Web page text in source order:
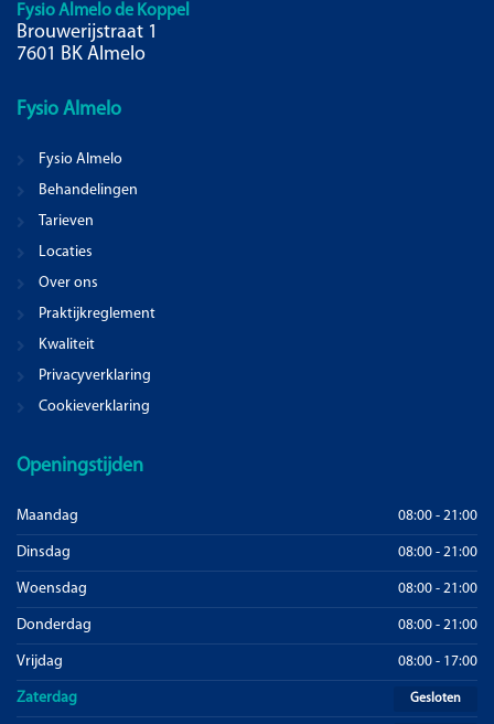
Fysio Almelo de Koppel
Brouwerijstraat 1
7601 BK Almelo
Fysio Almelo
Fysio Almelo
Behandelingen
Tarieven
Locaties
Over ons
Praktijkreglement
Kwaliteit
Privacyverklaring
Cookieverklaring
Openingstijden
Maandag 08:00 - 21:00
Dinsdag 08:00 - 21:00
Woensdag 08:00 - 21:00
Donderdag 08:00 - 21:00
Vrijdag 08:00 - 17:00
Zaterdag Gesloten